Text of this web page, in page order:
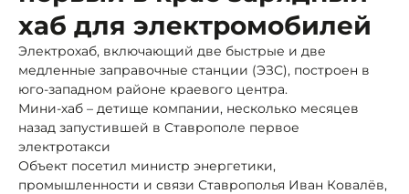
хаб для электромобилей
Электрохаб, включающий две быстрые и две
медленные заправочные станции (ЭЗС), построен в
юго-западном районе краевого центра.
Мини-хаб – детище компании, несколько месяцев
назад запустившей в Ставрополе первое
электротакси
Объект посетил министр энергетики,
промышленности и связи Ставрополья Иван Ковалёв,